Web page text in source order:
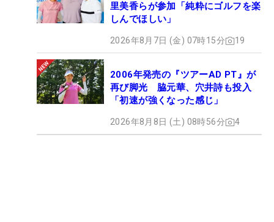
里美香らが参加「純粋にゴルフを楽
しんでほしい」
2026年8月7日 (金) 07時15分 19
2006年発売の『ツアーAD PT』が
再び脚光 脇元華、穴井詩も投入
「初速が強くなった感じ」
2026年8月8日 (土) 08時56分 4